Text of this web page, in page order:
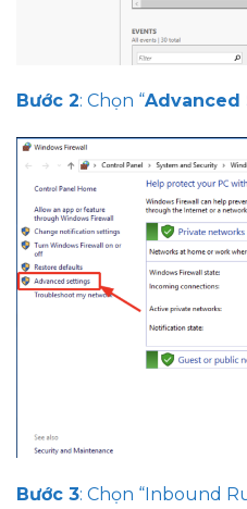
Bước 2: Chọn “Advanced
Bước 3: Chọn “Inbound